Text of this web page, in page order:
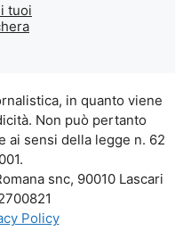
tuoi
in quanto viene
Non può pertanto
ai sensi della legge n. 62
snc, 90010 Lascari
Policy